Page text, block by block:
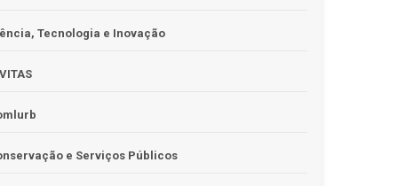
Tecnologia e Inovação
e Serviços Públicos